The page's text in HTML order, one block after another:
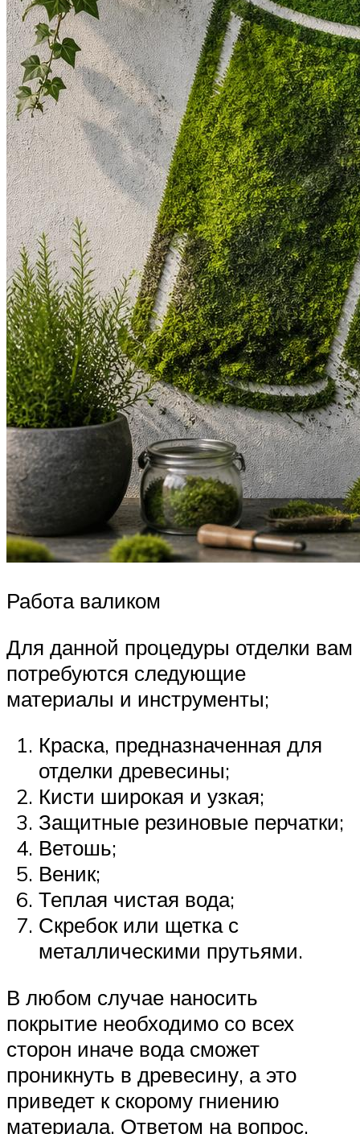
Работа валиком
Для данной процедуры отделки вам
потребуются следующие
материалы и инструменты;
Краска, предназначенная для
отделки древесины;
Кисти широкая и узкая;
Защитные резиновые перчатки;
Ветошь;
Веник;
Теплая чистая вода;
Скребок или щетка с
металлическими прутьями.
В любом случае наносить
покрытие необходимо со всех
сторон иначе вода сможет
проникнуть в древесину, а это
приведет к скорому гниению
материала. Ответом на вопрос,